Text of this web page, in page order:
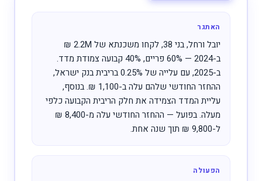
האתגר
יובל ורחל, בני 38, לקחו משכנתא של 2.2M ₪
ב-2024 — 60% פריים, 40% קבועה צמודת מדד.
ב-2025, עם עלייה של 0.25% בריבית בנק ישראל,
ההחזר החודשי שלהם עלה ב-1,100 ₪. בנוסף,
עליית המדד הצמידה את חלק הריבית הקבועה כלפי
מעלה. בפועל — ההחזר החודשי עלה מ-8,400 ₪
ל-9,800 ₪ תוך שנה אחת.
הפעולה